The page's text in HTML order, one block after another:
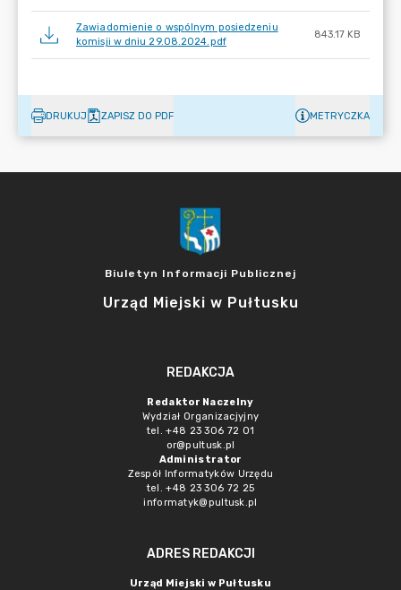
Zawiadomienie o wspólnym posiedzeniu
komisji w dniu 29.08.2024.pdf
843.17 KB
DRUKUJ ZAPISZ DO PDF METRYCZKA
Biuletyn Informacji Publicznej
Urząd Miejski w Pułtusku
REDAKCJA
Redaktor Naczelny
Wydział Organizacjyjny
tel. +48 23 306 72 01
or@pultusk.pl
Administrator
Zespół Informatyków Urzędu
tel. +48 23 306 72 25
informatyk@pultusk.pl
ADRES REDAKCJI
Urząd Miejski w Pułtusku